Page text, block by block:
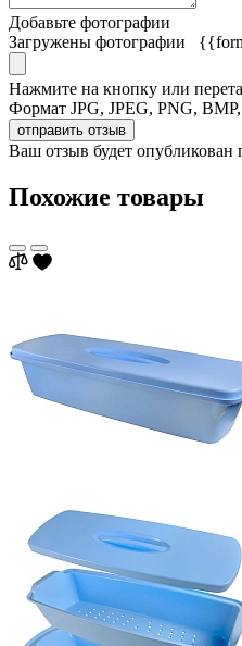
Добавьте фотографии
Загружены фотографии
Нажмите на кнопку или
Формат JPG, JPEG, PNG,
отправить отзыв
Ваш отзыв будет опубликован
Похожие товары